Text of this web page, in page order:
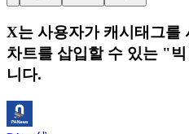
X는 사용자가 캐시태그를
차트를 삽입할 수 있는 "
니다.